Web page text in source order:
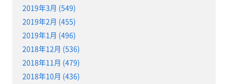
2019年3月 (549)
2019年2月 (455)
2019年1月 (496)
2018年12月 (536)
2018年11月 (479)
2018年10月 (436)